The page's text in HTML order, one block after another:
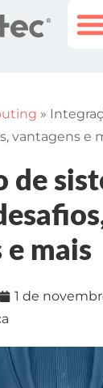
»
vantagens e
de
e mais
1 de